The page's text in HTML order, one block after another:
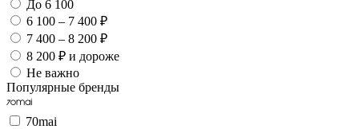
До 6 100
6 100 – 7 400 ₽
7 400 – 8 200 ₽
8 200 ₽ и дороже
Не важно
Популярные бренды
70mai